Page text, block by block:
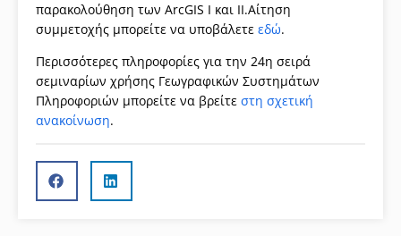
παρακολούθηση των ArcGIS I και II.Αίτηση
συμμετοχής μπορείτε να υποβάλετε εδώ.
Περισσότερες πληροφορίες για την 24η σειρά
σεμιναρίων χρήσης Γεωγραφικών Συστημάτων
Πληροφοριών μπορείτε να βρείτε στη σχετική
ανακοίνωση.